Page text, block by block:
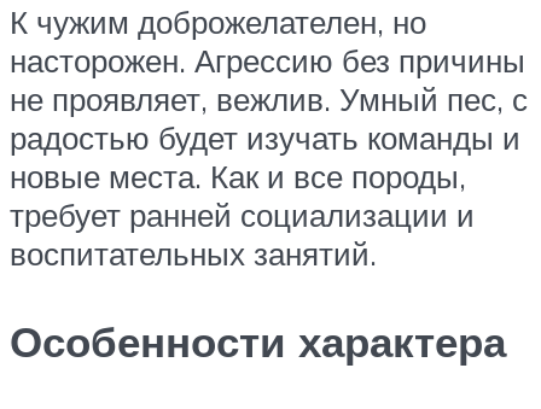
К чужим доброжелателен, но
насторожен. Агрессию без причины
не проявляет, вежлив. Умный пес, с
радостью будет изучать команды и
новые места. Как и все породы,
требует ранней социализации и
воспитательных занятий.
Особенности характера